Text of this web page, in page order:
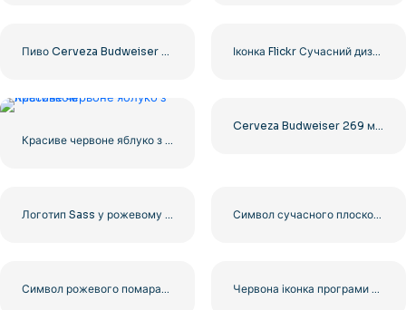
Іконка Flickr Сучасний дизайн Сині Рожеві Кола Безкоштовний PNG
Символ сучасного плоского дизайну Adobe XD у фіолетовому та рожевому кольорах безкоштовно PNG